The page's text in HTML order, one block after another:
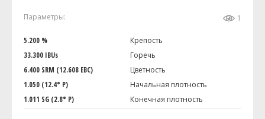
Параметры: 1
5.200 %
Крепость
33.300 IBUs
Горечь
6.400 SRM (12.608 EBC)
Цветность
1.050 (12.4° P)
Начальная плотность
1.011 SG (2.8° P)
Конечная плотность